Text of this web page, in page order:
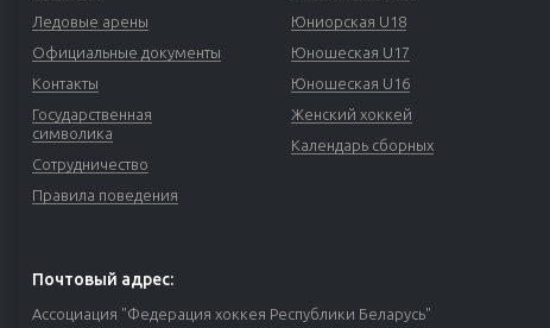
Ледовые арены
Официальные документы
Контакты
Государственная
символика
Сотрудничество
Правила поведения
Юниорская U18
Юношеская U17
Юношеская U16
Женский хоккей
Календарь сборных
Почтовый адрес:
Ассоциация "Федерация хоккея Республики Беларусь"